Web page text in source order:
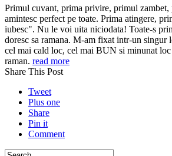
Primul cuvant, prima privire, primul
amintesc perfect pe toate. Prima atingere,
iubesc". Nu le voi uita niciodata! Toate-s
doresc sa ramana. M-am fixat intr-un singur
cel mai cald loc, cel mai BUN si minunat loc
raman. read more
Share This Post
Tweet
Plus one
Share
Pin it
Comment